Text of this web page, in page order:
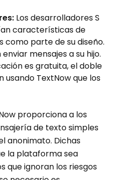
Los desarrolladores S
características de
como parte de su diseño.
mensajes a su hijo.
es gratuita, el doble
usando TextNow que los
proporciona a los
de texto simples
anonimato. Dichas
la plataforma sea
que ignoran los riesgos